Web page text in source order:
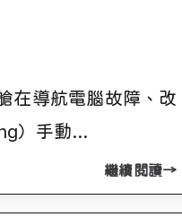
在導航電腦故障、改
）手動…
繼續閱讀